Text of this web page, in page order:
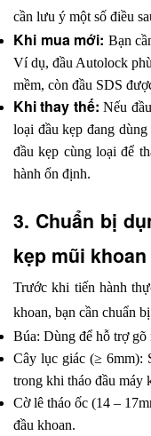
cần lưu ý một số điều
Khi mua mới: Bạn
Ví dụ, đầu Autolock
mềm, còn đầu SDS
Khi thay thế: Nếu
loại đầu kẹp đang
đầu kẹp cùng loại để
hành ổn định.
3. Chuẩn bị
kẹp mũi khoan
Trước khi tiến hành
khoan, bạn cần chuẩn
Búa: Dùng để hỗ trợ gõ
Cây lục giác (≥ 6mm):
trong khi tháo đầu máy
Cờ lê tháo ốc (14 –
đầu khoan.